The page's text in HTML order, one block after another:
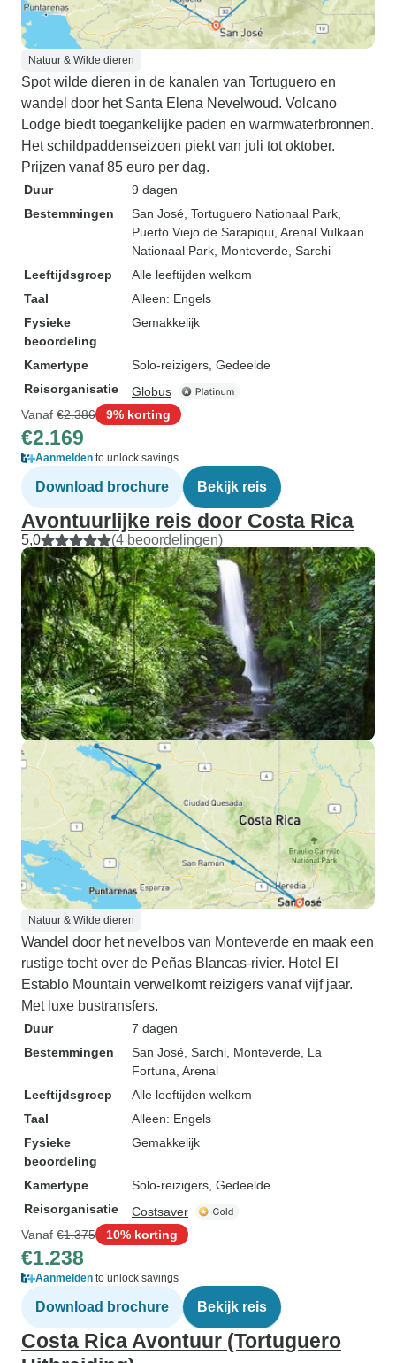
Natuur & Wilde dieren
Spot wilde dieren in de kanalen van Tortuguero en
wandel door het Santa Elena Nevelwoud. Volcano
Lodge biedt toegankelijke paden en warmwaterbronnen.
Het schildpaddenseizoen piekt van juli tot oktober.
Prijzen vanaf 85 euro per dag.
Duur
9 dagen
Bestemmingen
San José , Tortuguero Nationaal Park
Puerto Viejo de Sarapiqui , Arenal Vulkaan
Nationaal Park , Monteverde , Sarchi
Leeftijdsgroep
Alle leeftijden welkom
Taal
Alleen: Engels
Fysieke
beoordeling
Gemakkelijk
Kamertype
Solo-reizigers, Gedeelde
Reisorganisatie
Globus
Vanaf €2.386 9% korting
€2.169
Aanmelden to unlock savings
Download brochure Bekijk reis
Avontuurlijke reis door Costa Rica
5,0 (4 beoordelingen)
Natuur & Wilde dieren
Wandel door het nevelbos van Monteverde en maak een
rustige tocht over de Peñas Blancas-rivier. Hotel El
Establo Mountain verwelkomt reizigers vanaf vijf jaar.
Met luxe bustransfers.
Duur
7 dagen
Bestemmingen
San José , Sarchi , Monteverde , La
Fortuna , Arenal
Leeftijdsgroep
Alle leeftijden welkom
Taal
Alleen: Engels
Fysieke
beoordeling
Gemakkelijk
Kamertype
Solo-reizigers, Gedeelde
Reisorganisatie
Costsaver
Vanaf €1.375 10% korting
€1.238
Aanmelden to unlock savings
Download brochure Bekijk reis
Costa Rica Avontuur (Tortuguero